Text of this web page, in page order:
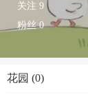
关注 9
粉丝 0
花园 (0)